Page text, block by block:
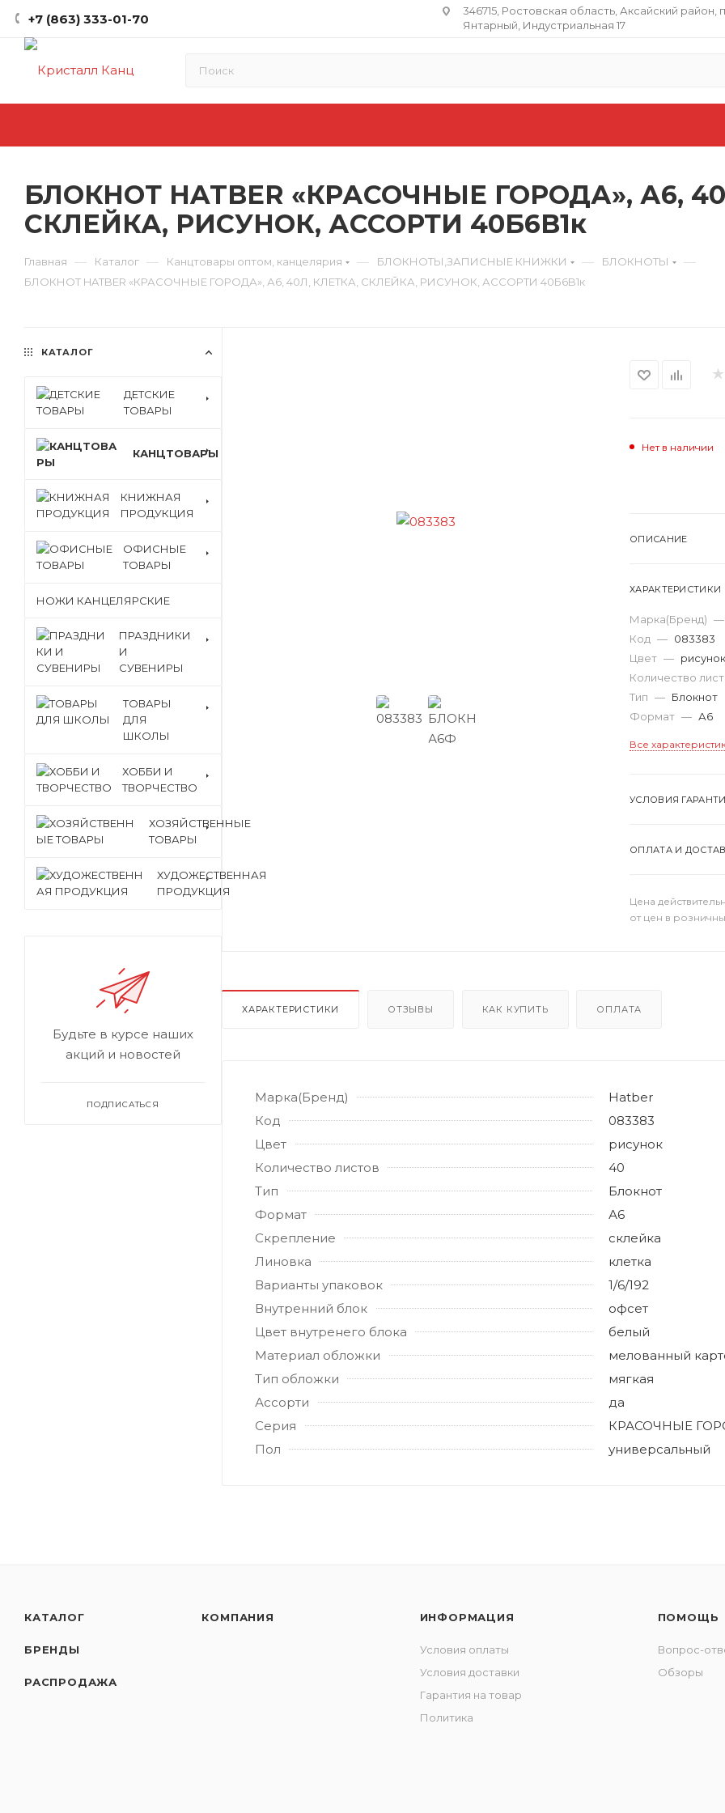
+7 (863) 333-01-70
346715, Ростовская область​, Аксайский район,
Янтарный, Индустриальная 17
БЛОКНОТ HATBER «КРАСОЧНЫЕ ГОРОДА», А6,
СКЛЕЙКА, РИСУНОК, АССОРТИ 40Б6B1к
Главная — Каталог — Канцтовары оптом, канцелярия — БЛОКНОТЫ,ЗАПИСНЫЕ КНИЖКИ — БЛОКНОТЫ —
БЛОКНОТ HATBER «КРАСОЧНЫЕ ГОРОДА», А6, 40Л, КЛЕТКА, СКЛЕЙКА, РИСУНОК, АССОРТИ 40Б6B1к
Нет в наличии
ОПИСАНИЕ
ХАРАКТЕРИСТИКИ
Марка(Бренд) —
Код — 083383
Цвет — рисунок
Количество
Тип — Блокнот
Формат — А6
Все
УСЛОВИЯ
ОПЛАТА И
Цена
от цен в
ХАРАКТЕРИСТИКИ ОТЗЫВЫ КАК КУПИТЬ ОПЛАТА
Марка(Бренд)
Hatber
Код
083383
Цвет
рисунок
Количество листов
40
Тип
Блокнот
Формат
А6
Скрепление
склейка
Линовка
клетка
Варианты упаковок
1/6/192
Внутренний блок
офсет
Цвет внутренего блока
белый
Материал обложки
мелованный
Тип обложки
мягкая
Ассорти
да
Серия
КРАСОЧНЫЕ
Пол
универсальный
КАТАЛОГ
ДЕТСКИЕ
ТОВАРЫ
КАНЦТОВАРЫ
КНИЖНАЯ
ПРОДУКЦИЯ
ОФИСНЫЕ
ТОВАРЫ
НОЖИ КАНЦЕЛЯРСКИЕ
ПРАЗДНИКИ
И
СУВЕНИРЫ
ТОВАРЫ
ДЛЯ
ШКОЛЫ
ХОББИ И
ТВОРЧЕСТВО
ХОЗЯЙСТВЕННЫЕ
ТОВАРЫ
ХУДОЖЕСТВЕННАЯ
ПРОДУКЦИЯ
Будьте в курсе наших
акций и новостей
ПОДПИСАТЬСЯ
КАТАЛОГ
БРЕНДЫ
РАСПРОДАЖА
КОМПАНИЯ ИНФОРМАЦИЯ
Условия оплаты
Условия доставки
Гарантия на товар
Политика
ПОМОЩЬ
Вопрос-
Обзоры